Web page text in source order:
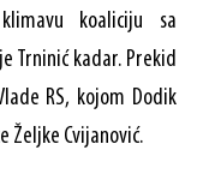
koaliciju sa
Trninić kadar. Prekid
RS, kojom Dodik
Željke Cvijanović.